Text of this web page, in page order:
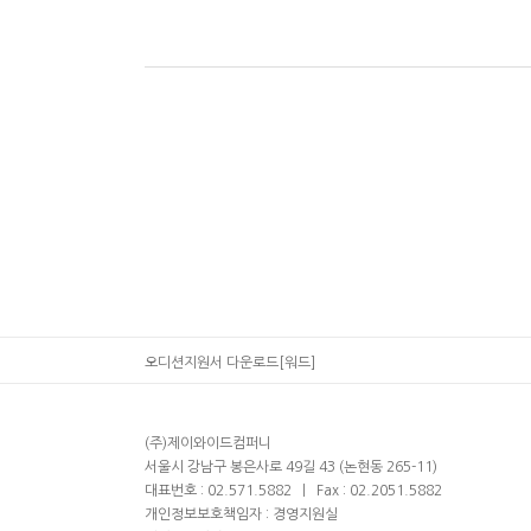
오디션지원서 다운로드[워드]
(주)제이와이드컴퍼니
서울시 강남구 봉은사로 49길 43 (논현동 265-11)
대표번호 : 02.571.5882
Fax : 02.2051.5882
개인정보보호책임자 : 경영지원실